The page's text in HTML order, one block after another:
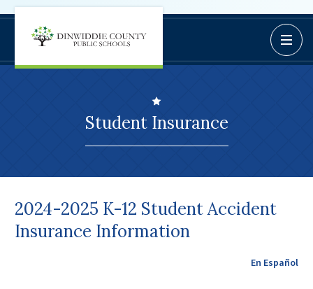
Job Opportunities
Information Page
Campus Student
Campus Parents
Dinwiddie High School
Dinwiddie Middle School
Schools
Open /
Student Insurance
2024-2025 K-12 Student Accident
Insurance Information
En Español